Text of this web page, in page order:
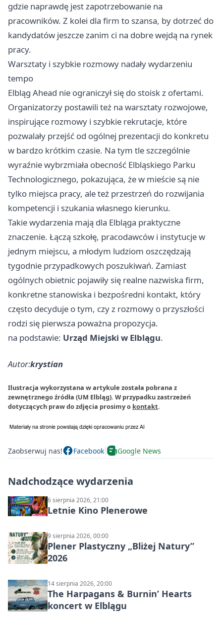
gdzie naprawdę jest zapotrzebowanie na
pracowników. Z kolei dla firm to szansa, by dotrzeć do
kandydatów jeszcze zanim ci na dobre wejdą na rynek
pracy.
Warsztaty i szybkie rozmowy nadały wydarzeniu
tempo
Elbląg Ahead nie ograniczył się do stoisk z ofertami.
Organizatorzy postawili też na warsztaty rozwojowe,
inspirujące rozmowy i szybkie rekrutacje, które
pozwalały przejść od ogólnej prezentacji do konkretu
w bardzo krótkim czasie. Na tym tle szczególnie
wyraźnie wybrzmiała obecność Elbląskiego Parku
Technologicznego, pokazująca, że w mieście są nie
tylko miejsca pracy, ale też przestrzeń do rozwijania
kompetencji i szukania własnego kierunku.
Takie wydarzenia mają dla Elbląga praktyczne
znaczenie. Łączą szkołę, pracodawców i instytucje w
jednym miejscu, a młodym ludziom oszczędzają
tygodnie przypadkowych poszukiwań. Zamiast
ogólnych obietnic pojawiły się realne nazwiska firm,
konkretne stanowiska i bezpośredni kontakt, który
często decyduje o tym, czy z rozmowy o przyszłości
rodzi się pierwsza poważna propozycja.
na podstawie: Urząd Miejski w Elblągu.
Autor:krystian
Ilustracja wykorzystana w artykule została pobrana z
zewnętrznego źródła (UM Elbląg). W przypadku zastrzeżeń
dotyczących praw do zdjęcia prosimy o kontakt.
Zaobserwuj nas! Facebook Google News
Nadchodzące wydarzenia
6 sierpnia 2026, 21:00
Letnie Kino Plenerowe
9 sierpnia 2026, 00:00
Plener Plastyczny „Bliżej Natury”
2026
14 sierpnia 2026, 20:00
The Harpagans & Burnin’ Hearts
koncert w Elblągu